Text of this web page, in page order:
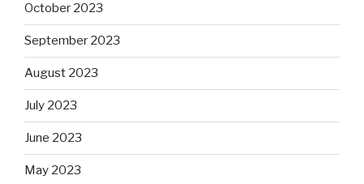
October 2023
September 2023
August 2023
July 2023
June 2023
May 2023